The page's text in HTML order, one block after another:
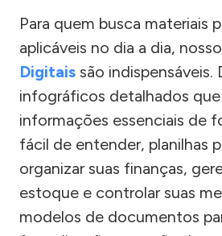
Para quem busca materiais
aplicáveis no dia a dia,
Digitais são indispensáveis.
infográficos detalhados
informações essenciais de
fácil de entender, planilhas
organizar suas finanças,
estoque e controlar suas
modelos de documentos